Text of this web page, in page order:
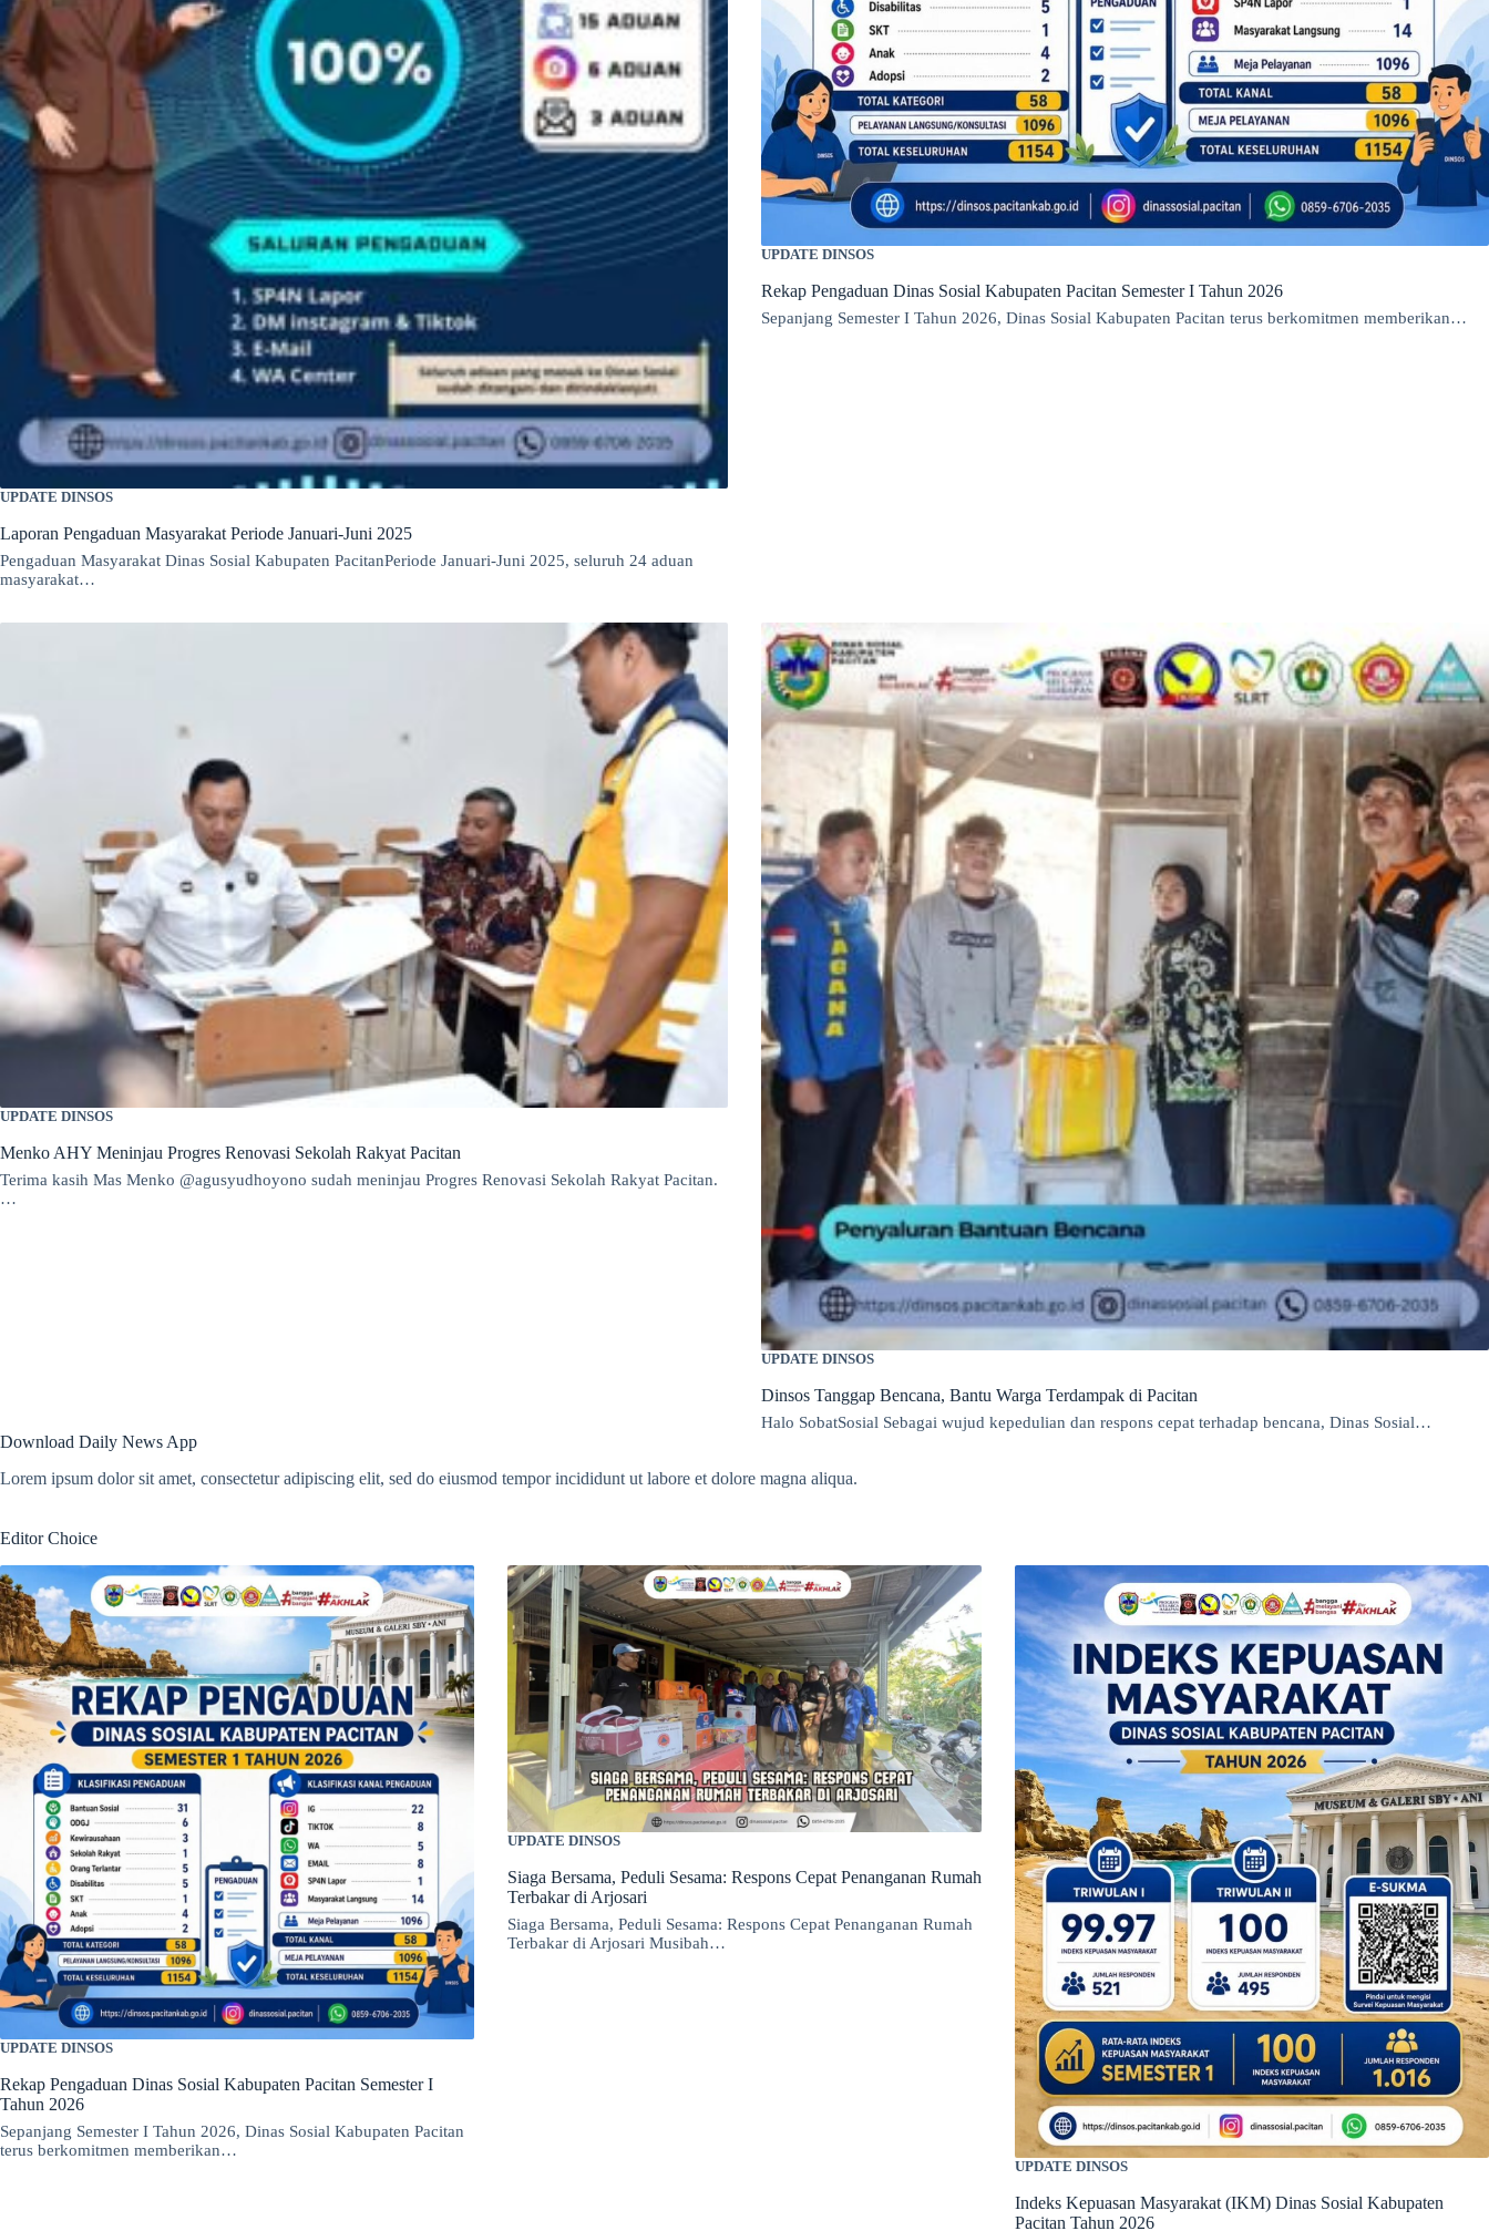
UPDATE DINSOS
Laporan Pengaduan Masyarakat Periode Januari-Juni 2025
Pengaduan Masyarakat Dinas Sosial Kabupaten PacitanPeriode Januari-Juni 2025, seluruh 24 aduan
masyarakat…
UPDATE DINSOS
Rekap Pengaduan Dinas Sosial Kabupaten Pacitan Semester I Tahun 2026
Sepanjang Semester I Tahun 2026, Dinas Sosial Kabupaten Pacitan terus berkomitmen memberikan…
UPDATE DINSOS
Menko AHY Meninjau Progres Renovasi Sekolah Rakyat Pacitan
Terima kasih Mas Menko @agusyudhoyono sudah meninjau Progres Renovasi Sekolah Rakyat Pacitan.
…
UPDATE DINSOS
Dinsos Tanggap Bencana, Bantu Warga Terdampak di Pacitan
Halo SobatSosial Sebagai wujud kepedulian dan respons cepat terhadap bencana, Dinas Sosial…
Download Daily News App
Lorem ipsum dolor sit amet, consectetur adipiscing elit, sed do eiusmod tempor incididunt ut labore et dolore magna aliqua.
Editor Choice
UPDATE DINSOS
Rekap Pengaduan Dinas Sosial Kabupaten Pacitan Semester I
Tahun 2026
Sepanjang Semester I Tahun 2026, Dinas Sosial Kabupaten Pacitan
terus berkomitmen memberikan…
UPDATE DINSOS
Siaga Bersama, Peduli Sesama: Respons Cepat Penanganan Rumah
Terbakar di Arjosari
Siaga Bersama, Peduli Sesama: Respons Cepat Penanganan Rumah
Terbakar di Arjosari Musibah…
UPDATE DINSOS
Indeks Kepuasan Masyarakat (IKM) Dinas Sosial Kabupaten
Pacitan Tahun 2026